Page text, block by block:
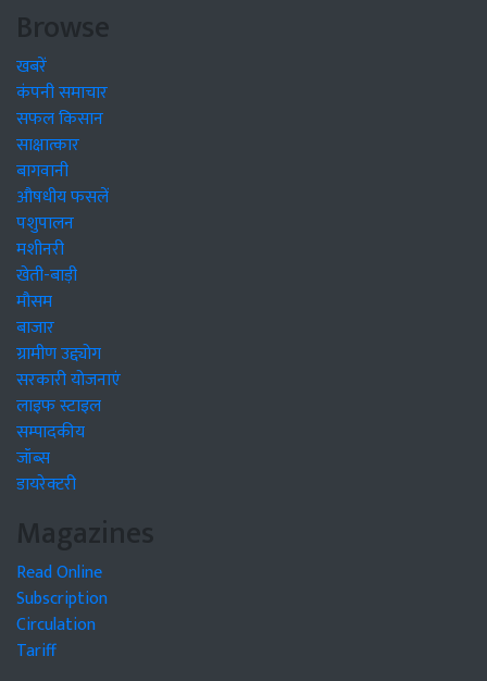
Browse
खबरें
कंपनी समाचार
सफल किसान
साक्षात्कार
बागवानी
औषधीय फसलें
पशुपालन
मशीनरी
खेती-बाड़ी
मौसम
बाजार
ग्रामीण उद्द्योग
सरकारी योजनाएं
लाइफ स्टाइल
सम्पादकीय
जॉब्स
डायरेक्टरी
Magazines
Read Online
Subscription
Circulation
Tariff